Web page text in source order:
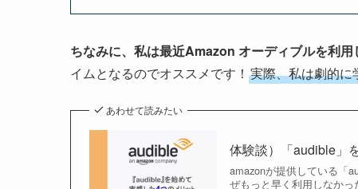
ちなみに、私は最近Amazon オーディブルを利用
イムとなるのでオススメです！ 実際、私は劇的に
あわせて読みたい
体験談）「audible」
amazonが提供している「
ぜもっと早く利用しなか